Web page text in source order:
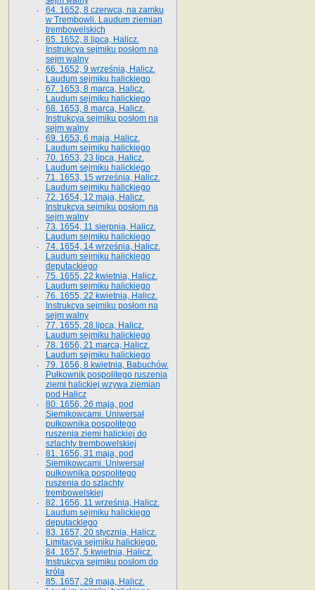
64. 1652, 8 czerwca, na zamku
w Trembowli. Laudum ziemian
trembowelskich
65. 1652, 8 lipca, Halicz.
Instrukcya sejmiku posłom na
sejm walny
66. 1652, 9 września, Halicz.
Laudum sejmiku halickiego
67. 1653, 8 marca, Halicz.
Laudum sejmiku halickiego
68. 1653, 8 marca, Halicz.
Instrukcya sejmiku posłom na
sejm walny
69. 1653, 6 maja, Halicz.
Laudum sejmiku halickiego
70. 1653, 23 lipca, Halicz.
Laudum sejmiku halickiego
71. 1653, 15 września, Halicz.
Laudum sejmiku halickiego
72. 1654, 12 maja, Halicz.
Instrukcya sejmiku posłom na
sejm walny
73. 1654, 11 sierpnia, Halicz.
Laudum sejmiku halickiego
74. 1654, 14 września, Halicz.
Laudum sejmiku halickiego
deputackiego
75. 1655, 22 kwietnia, Halicz.
Laudum sejmiku halickiego
76. 1655, 22 kwietnia, Halicz.
Instrukcya sejmiku posłom na
sejm walny
77. 1655, 28 lipca, Halicz.
Laudum sejmiku halickiego
78. 1656, 21 marca, Halicz.
Laudum sejmiku halickiego
79. 1656, 8 kwietnia, Babuchów.
Pułkownik pospolitego ruszenia
ziemi halickiej wzywa ziemian
pod Halicz
80. 1656, 26 maja, pod
Siemikowcami. Uniwersał
pułkownika pospolitego
ruszenia ziemi halickiej do
szlachty trembowelskiej
81. 1656, 31 maja, pod
Siemikowcami. Uniwersał
pułkownika pospolitego
ruszenia do szlachty
trembowelskiej
82. 1656, 11 września, Halicz.
Laudum sejmiku halickiego
deputackiego
83. 1657, 20 stycznia, Halicz.
Limitacya sejmiku halickiego.
84. 1657, 5 kwietnia, Halicz.
Instrukcya sejmiku posłom do
króla
85. 1657, 29 maja, Halicz.